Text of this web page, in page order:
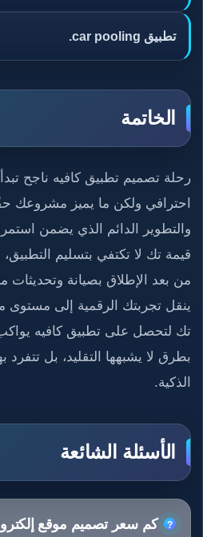
تطبيق car pooling.
الخاتمة
رحلة تصميم تطبيق كافيه ناجح
احترافي ولكن ما يميز مشروعك
والتطوير الدائم الذي يضمن
قيمة تك لا تكتفي بتسليم
من بعد الإطلاق بصيانة
ينقل تجربتك الرقمية إلى مستوى
تك لتحصل على تطبيق كافيه
بطرق لا يشبهها التقليد، بل تتفرد
الذكية.​
الأسئلة الشائعة
كم سعر تصميم موقع